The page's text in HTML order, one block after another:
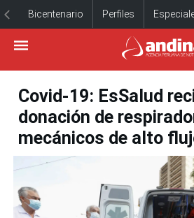
Bicentenario Perfiles
Covid-19: EsSalud
donación de
mecánicos de alto